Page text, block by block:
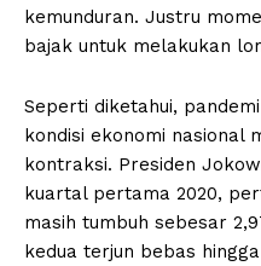
kemunduran. Justru
bajak untuk melakukan
Seperti diketahui,
kondisi ekonomi nasional
kontraksi. Presiden
kuartal pertama 2020,
masih tumbuh sebesar
kedua terjun bebas